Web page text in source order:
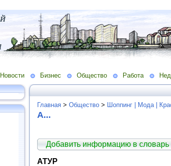
Новости Бизнес Общество Работа
Главная > Общество > Шоппинг | Мода |
А...
Добавить информацию в словарь
АТУР